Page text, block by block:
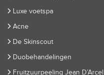
Luxe voetspa
Acne
De Skinscout
Duobehandelingen
Fruitzuurpeeling Jean D’Arcel